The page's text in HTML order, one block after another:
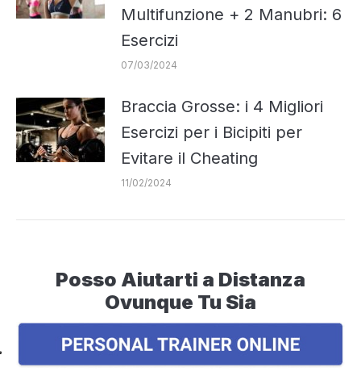
Multifunzione + 2 Manubri: 6
Esercizi
07/03/2024
Braccia Grosse: i 4 Migliori
Esercizi per i Bicipiti per
Evitare il Cheating
11/02/2024
Posso Aiutarti a Distanza
Ovunque Tu Sia